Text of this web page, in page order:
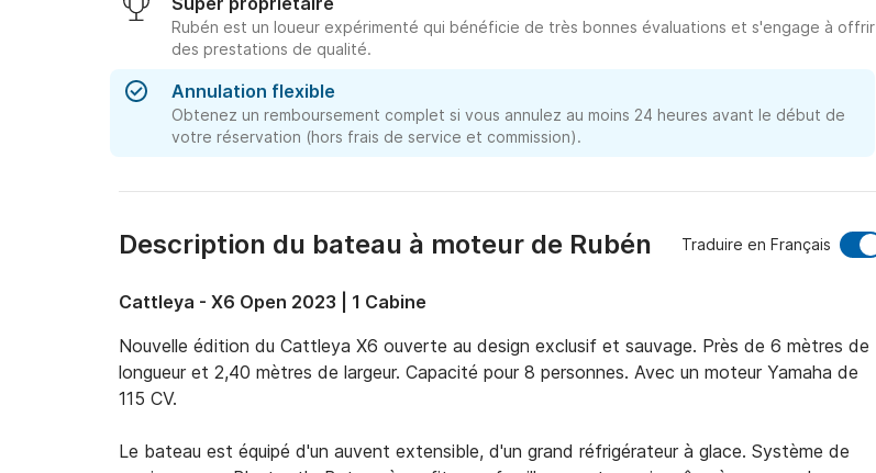
Rubén est un loueur expérimenté qui bénéficie de très bonnes évaluations et s'engage à offrir
des prestations de qualité.
Annulation flexible
Obtenez un remboursement complet si vous annulez au moins 24 heures avant le début de
votre réservation (hors frais de service et commission).
Description du bateau à moteur de Rubén Traduire en Français
Cattleya - X6 Open 2023 | 1 Cabine
Nouvelle édition du Cattleya X6 ouverte au design exclusif et sauvage. Près de 6 mètres de
longueur et 2,40 mètres de largeur. Capacité pour 8 personnes. Avec un moteur Yamaha de
115 CV.
Le bateau est équipé d'un auvent extensible, d'un grand réfrigérateur à glace. Système de